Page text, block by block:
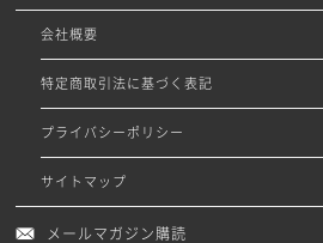
会社概要
特定商取引法に基づく表記
プライバシーポリシー
サイトマップ
メールマガジン購読